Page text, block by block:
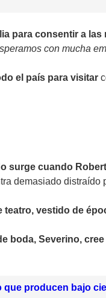
para consentir a las
con mucha
el país para visitar
surge cuando
demasiado distraído
vestido de
boda, Severino,
que producen bajo